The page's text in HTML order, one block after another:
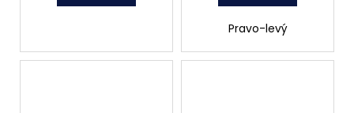
Pravo-levý